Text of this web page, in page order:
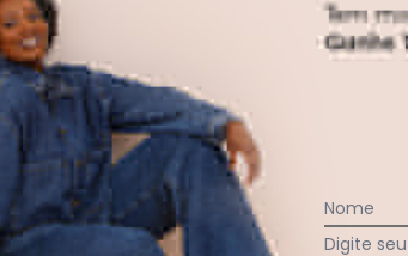
Nome
Digite